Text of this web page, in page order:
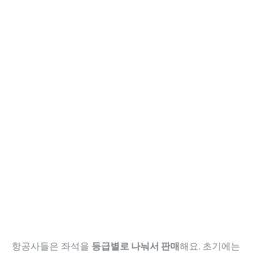
항공사들은 좌석을 등급별로 나눠서 판매해요. 초기에는